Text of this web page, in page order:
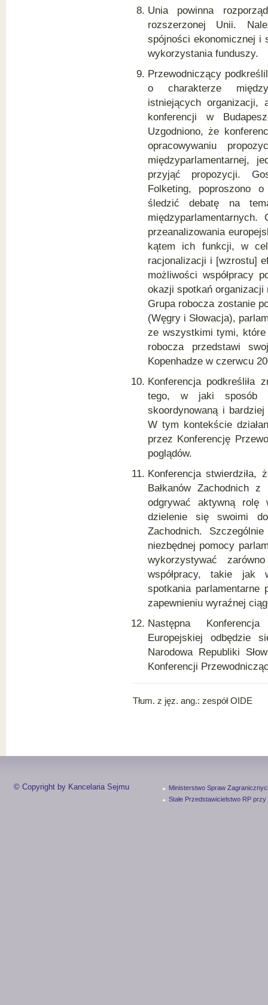
Unia powinna
rozszerzonej Unii.
spójności ekonomicznej i
wykorzystania funduszy.
Przewodniczący
o charakterze
istniejących organizacji,
konferencji w
Uzgodniono, że
opracowywaniu
międzyparlamentarnej,
przyjąć propozycji.
Folketing, poproszono
śledzić debatę na
przeanalizowania
kątem ich funkcji, w
racjonalizacji i [wzrostu]
możliwości współpracy
okazji spotkań organizacji
Grupa robocza zostanie
(Węgry i Słowacja),
ze wszystkimi tymi,
robocza przedstawi
Kopenhadze w czerwcu
Konferencja podkreśliła
tego, w jaki sposób
skoordynowaną i
W tym kontekście
przez Konferencję
poglądów.
Konferencja stwierdziła,
Bałkanów Zachodnich
odgrywać aktywną rolę
dzielenie się swoimi
Zachodnich.
niezbędnej pomocy
wykorzystywać
współpracy, takie jak
spotkania parlamentarne
zapewnieniu wyraźnej
Następna
Europejskiej odbędzie
Narodowa Republiki
Konferencji
Tłum. z jęz. ang.: zespół OIDE
© Copyright by Kancelaria Sejmu
Ministerstwo Spraw
Stałe Przedstawicielstwo RP przy